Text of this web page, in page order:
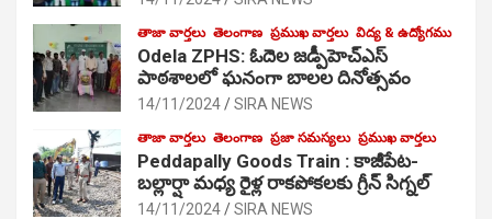
తాజా వార్తలు తెలంగాణ ప్రముఖ వార్తలు విద్య & ఉద్యోగము
Odela ZPHS: ఓదెల జ‌డ్పీహెచ్ఎస్
పాఠ‌శాల‌లో ఘనంగా బాలల దినోత్సవం
14/11/2024 SIRA NEWS
తాజా వార్తలు తెలంగాణ ప్రజా సమస్యలు ప్రముఖ వార్తలు
Peddapally Goods Train : కాజీపేట-
బల్లార్షా మధ్య రైళ్ల రాకపోకలకు గ్రీన్ సిగ్నల్
14/11/2024 SIRA NEWS